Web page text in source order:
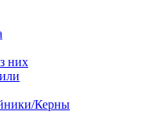
них
Керны